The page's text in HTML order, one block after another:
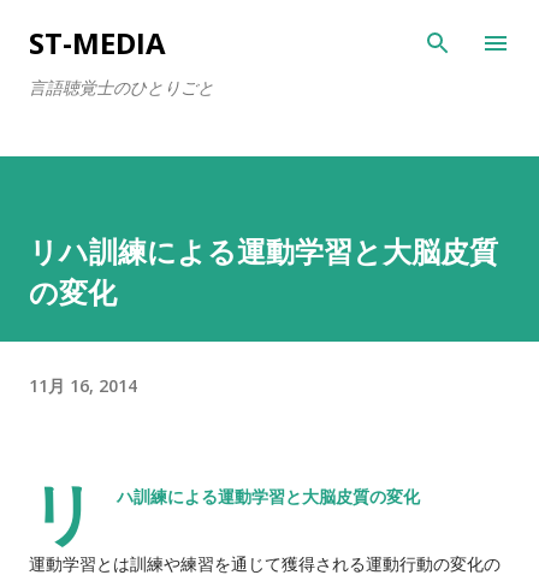
スキップしてメイン コンテンツに移動
ST-MEDIA
言語聴覚士のひとりごと
リハ訓練による運動学習と大脳皮質
の変化
11月 16, 2014
リ ハ訓練による運動学習と大脳皮質の変化
運動学習とは訓練や練習を通じて獲得される運動行動の変化の